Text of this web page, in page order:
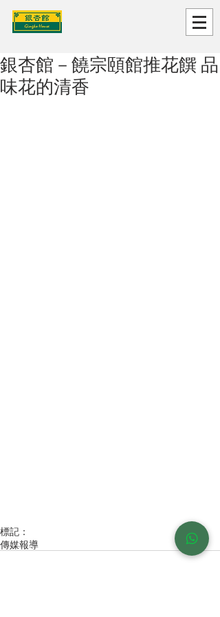
銀杏館－饒宗頤館推花饌 品
味花的清香
標記：
傳媒報導